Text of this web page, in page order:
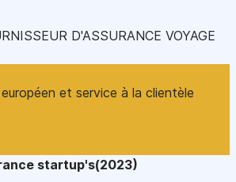
D'ASSURANCE VOYAGE
et service à la clientèle
startup's(2023)